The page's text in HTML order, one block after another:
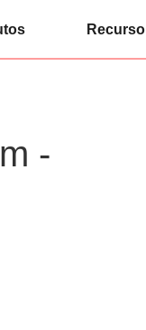
Recurso
-